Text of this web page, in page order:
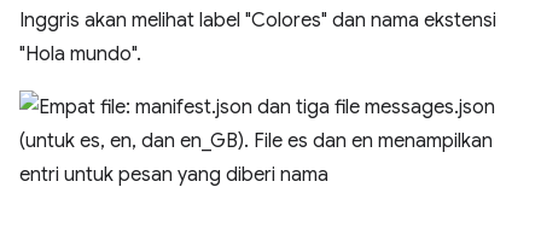
Inggris akan melihat label "Colores" dan nama ekstensi
"Hola mundo".